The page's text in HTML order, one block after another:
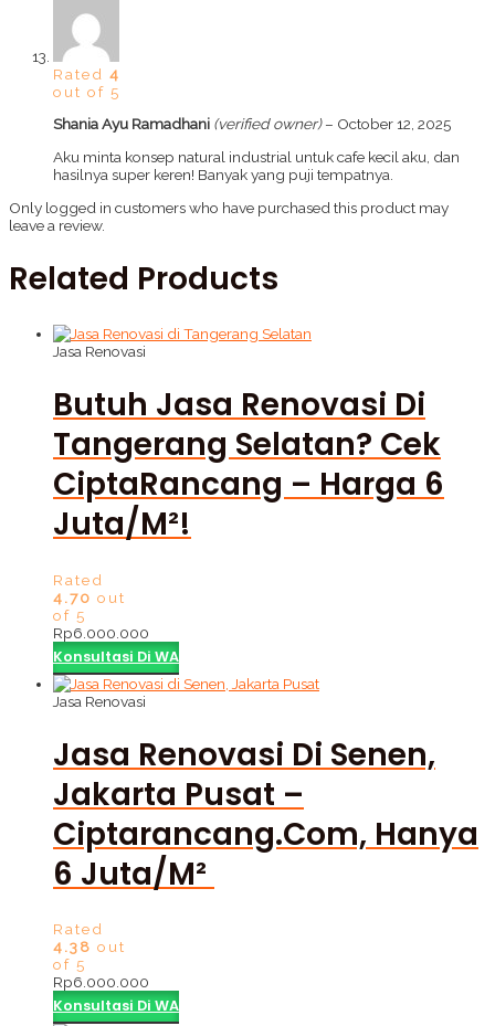
Rated 4
out of 5
Shania Ayu Ramadhani (verified owner) – October 12, 2025
Aku minta konsep natural industrial untuk cafe kecil aku, dan
hasilnya super keren! Banyak yang puji tempatnya.
Only logged in customers who have purchased this product may
leave a review.
Related Products
Jasa Renovasi
Butuh Jasa Renovasi Di
Tangerang Selatan? Cek
CiptaRancang – Harga 6
Juta/m²!
Rated
4.70 out
of 5
Rp6.000.000
Konsultasi Di WA
Jasa Renovasi
Jasa Renovasi Di Senen,
Jakarta Pusat –
Ciptarancang.com, Hanya
6 Juta/m²
Rated
4.38 out
of 5
Rp6.000.000
Konsultasi Di WA